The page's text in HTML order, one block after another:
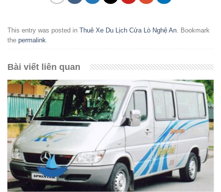
This entry was posted in Thuê Xe Du Lịch Cửa Lò Nghệ An . Bookmark
the permalink
Bài viết liên quan